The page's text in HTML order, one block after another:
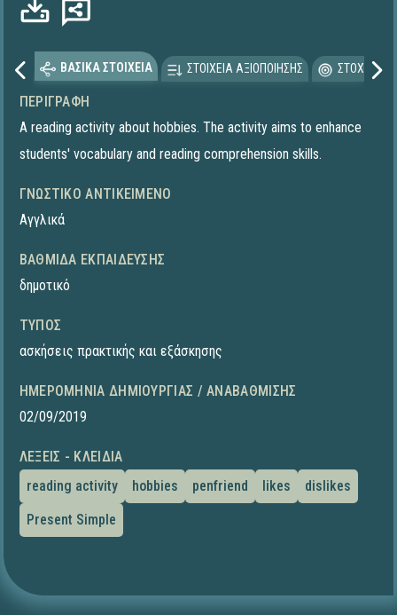
ΒΑΣΙΚΑ ΣΤΟΙΧΕΙΑ ΣΤΟΙΧΕΙΑ ΑΞΙΟΠΟΙΗΣΗΣ
ΠΕΡΙΓΡΑΦΉ
A reading activity about hobbies. The activity aims to enhance
students' vocabulary and reading comprehension skills.
ΓΝΩΣΤΙΚΌ ΑΝΤΙΚΕΊΜΕΝΟ
Αγγλικά
ΒΑΘΜΊΔΑ ΕΚΠΑΊΔΕΥΣΗΣ
δημοτικό
ΤΎΠΟΣ
ασκήσεις πρακτικής και εξάσκησης
ΗΜΕΡΟΜΗΝΊΑ ΔΗΜΙΟΥΡΓΊΑΣ / ΑΝΑΒΆΘΜΙΣΗΣ
02/09/2019
ΛΈΞΕΙΣ - ΚΛΕΙΔΙΆ
reading activity
hobbies penfriend likes
dislikes
Present Simple